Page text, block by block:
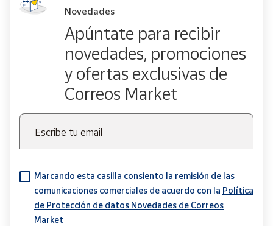
Novedades
Apúntate para recibir
novedades, promociones
y ofertas exclusivas de
Correos Market
Escribe tu email
Marcando esta casilla consiento la remisión de las
comunicaciones comerciales de acuerdo con la Política
de Protección de datos Novedades de Correos
Market